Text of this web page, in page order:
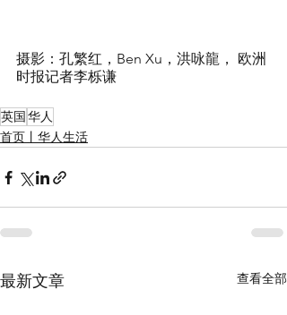
摄影：孔繁红，Ben Xu，洪咏龍， 欧洲
时报记者李栎谦
英国华人
首页丨华人生活
最新文章 查看全部